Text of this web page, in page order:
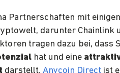
Partnerschaften mit
darunter Chainlink
tragen dazu bei, dass
hat und eine
darstellt. Anycoin Direct ist